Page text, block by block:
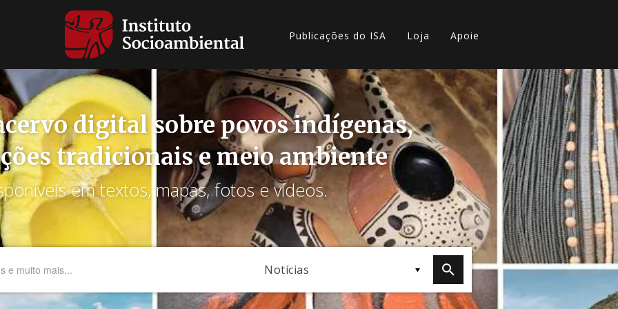
Publicações do ISA Loja Apoie
digital sobre povos indígenas,
tradicionais e meio ambiente
em textos, mapas, fotos e vídeos.
Notícias